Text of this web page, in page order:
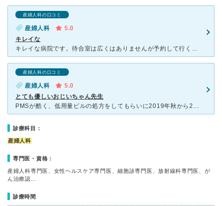
産婦人科の口コミ
産婦人科
5.0
キレイな
キレイな病院です。待合室は広くはありませんが予約して行くのでそこまで長時間待つことはなかったように思います。無料のウォーターサーバーがあり、雑誌も置いてあります。 マンモグラフィーもでき、がん検診で
産婦人科の口コミ
産婦人科
5.0
とても優しいおじいちゃん先生
PMSが酷く、低用量ピルの処方をしてもらいに2019年秋から2020年冬くらい半年ほど通いました。 引越しを期にもう行くことは多分ないのですがもし近くにあったら絶対行きます、それくらいアット
診療科目：
産婦人科
専門医・資格：
産婦人科専門医、女性ヘルスケア専門医、細胞診専門医、放射線科専門医、が
ん治療認…
診療時間